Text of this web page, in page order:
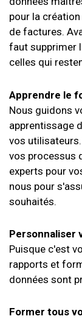
pour la
de factures.
faut supprimer
celles qui
Apprendre le
Nous guidons
apprentissage
vos
vos processus
experts pour
nous pour
souhaités.
Personnaliser
Puisque c'est
rapports et
données sont
Former tous